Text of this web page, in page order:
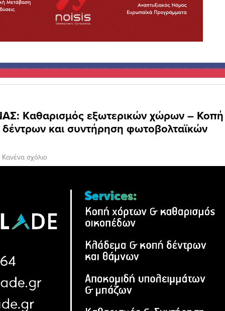
Kαθαρισμός εξωτερικών χώρων – Κοπή
και συντήρηση φωτοβολταϊκών
Κανένα σχόλιο